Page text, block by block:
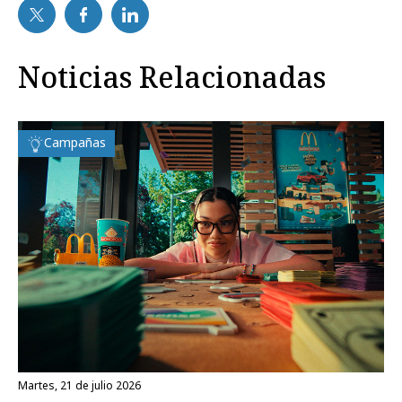
Noticias Relacionadas
Campañas
martes, 21 de julio 2026